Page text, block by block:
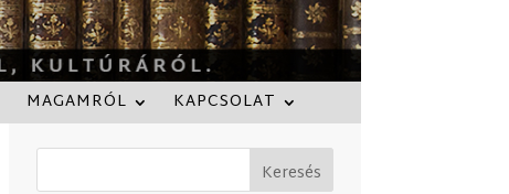
MAGAMRÓL KAPCSOLAT